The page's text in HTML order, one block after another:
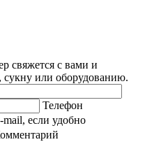
свяжется с вами и
сукну или оборудованию.
Телефон
mail, если удобно